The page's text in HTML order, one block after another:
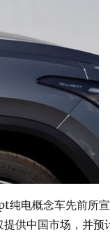
纯电概念车先前所宣
供中国市场，并预